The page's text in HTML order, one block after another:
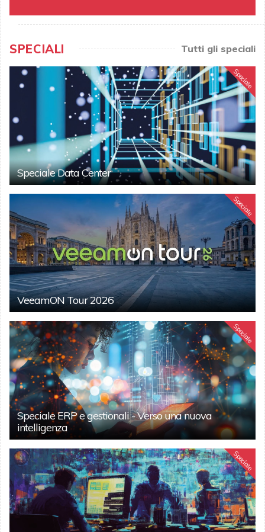
SPECIALI Tutti gli speciali
Speciale
Speciale Data Center
Speciale
VeeamON Tour 2026
Speciale
Speciale ERP e gestionali - Verso una nuova
intelligenza
Speciale